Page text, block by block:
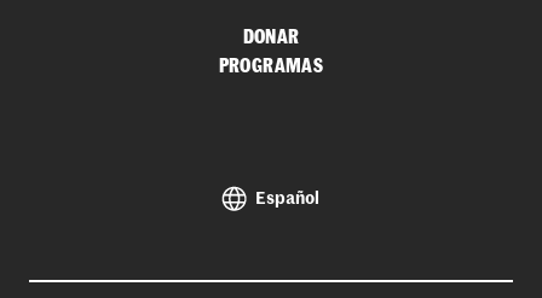
DONAR
PROGRAMAS
Español